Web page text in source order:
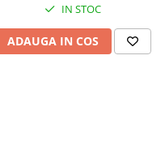
IN STOC
ADAUGA IN COS